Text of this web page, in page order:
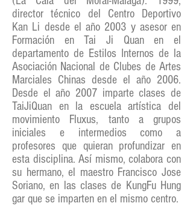
director técnico del Centro Deportivo
Kan Li desde el año 2003 y asesor en
Formación en Tai Ji Quan en el
departamento de Estilos Internos de la
Asociación Nacional de Clubes de Artes
Marciales Chinas desde el año 2006.
Desde el año 2007 imparte clases de
TaiJiQuan en la escuela artística del
movimiento Fluxus, tanto a grupos
iniciales e intermedios como a
profesores que quieran profundizar en
esta disciplina. Así mismo, colabora con
su hermano, el maestro Francisco Jose
Soriano, en las clases de KungFu Hung
gar que se imparten en el mismo centro.